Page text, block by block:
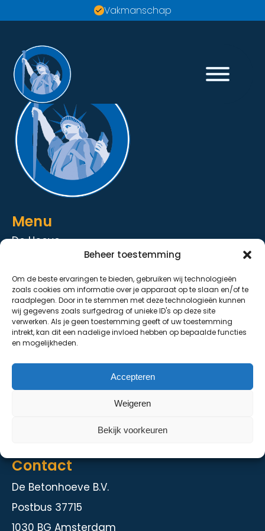
Beheer toestemming
Om de beste ervaringen te bieden, gebruiken wij technologieën
zoals cookies om informatie over je apparaat op te slaan en/of te
raadplegen. Door in te stemmen met deze technologieën kunnen
wij gegevens zoals surfgedrag of unieke ID's op deze site
verwerken. Als je geen toestemming geeft of uw toestemming
intrekt, kan dit een nadelige invloed hebben op bepaalde functies
en mogelijkheden.
Accepteren
Weigeren
Bekijk voorkeuren
Vakmanschap
Menu
De Hoeve
De Strandhoeve
De Grondhoeve
Over ons
Contact
Diensten
Kelder en staalbouw
Herstelmethodieken
Contact
De Betonhoeve B.V.
Postbus 37715
1030 BG Amsterdam